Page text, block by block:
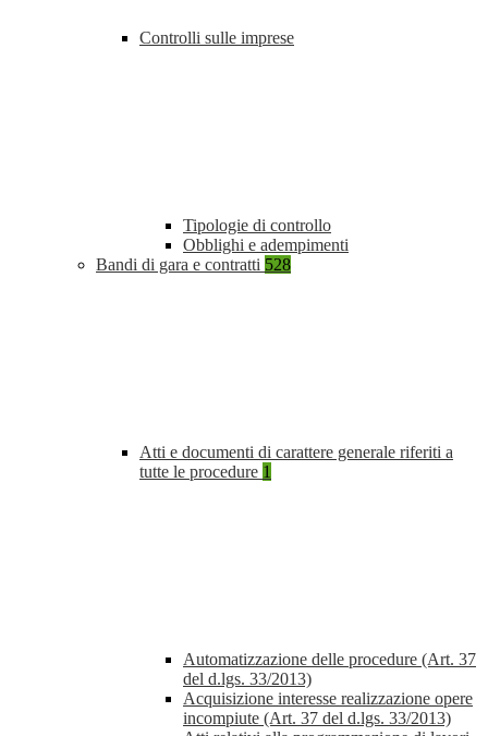
Controlli sulle imprese
Tipologie di controllo
Obblighi e adempimenti
Bandi di gara e contratti 528
Atti e documenti di carattere generale riferiti a
tutte le procedure 1
Automatizzazione delle procedure (Art. 37
del d.lgs. 33/2013)
Acquisizione interesse realizzazione opere
incompiute (Art. 37 del d.lgs. 33/2013)